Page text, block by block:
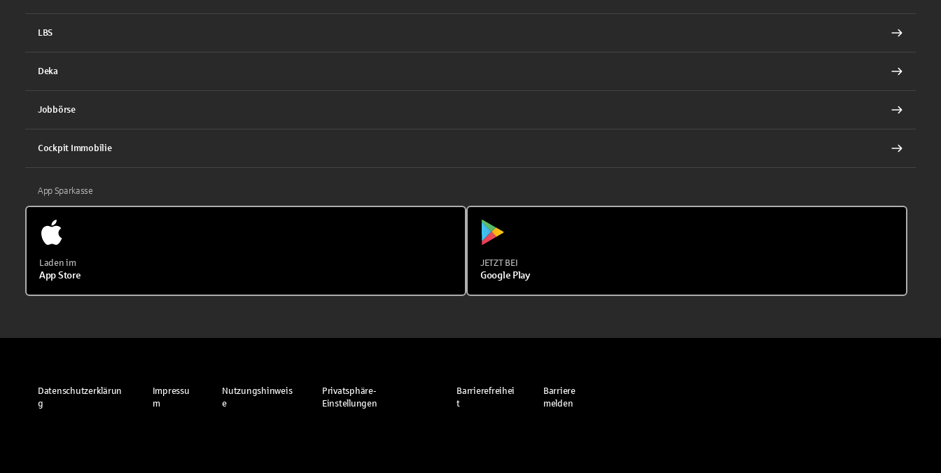
LBS
Deka
Jobbörse
Cockpit Immobilie
App Sparkasse
Laden im
App Store
JETZT BEI
Google Play
Datenschutzerklärun
g
Impressu
m
Nutzungshinweis
e
Privatsphäre-
Einstellungen
Barrierefreihei
t
Barriere
melden